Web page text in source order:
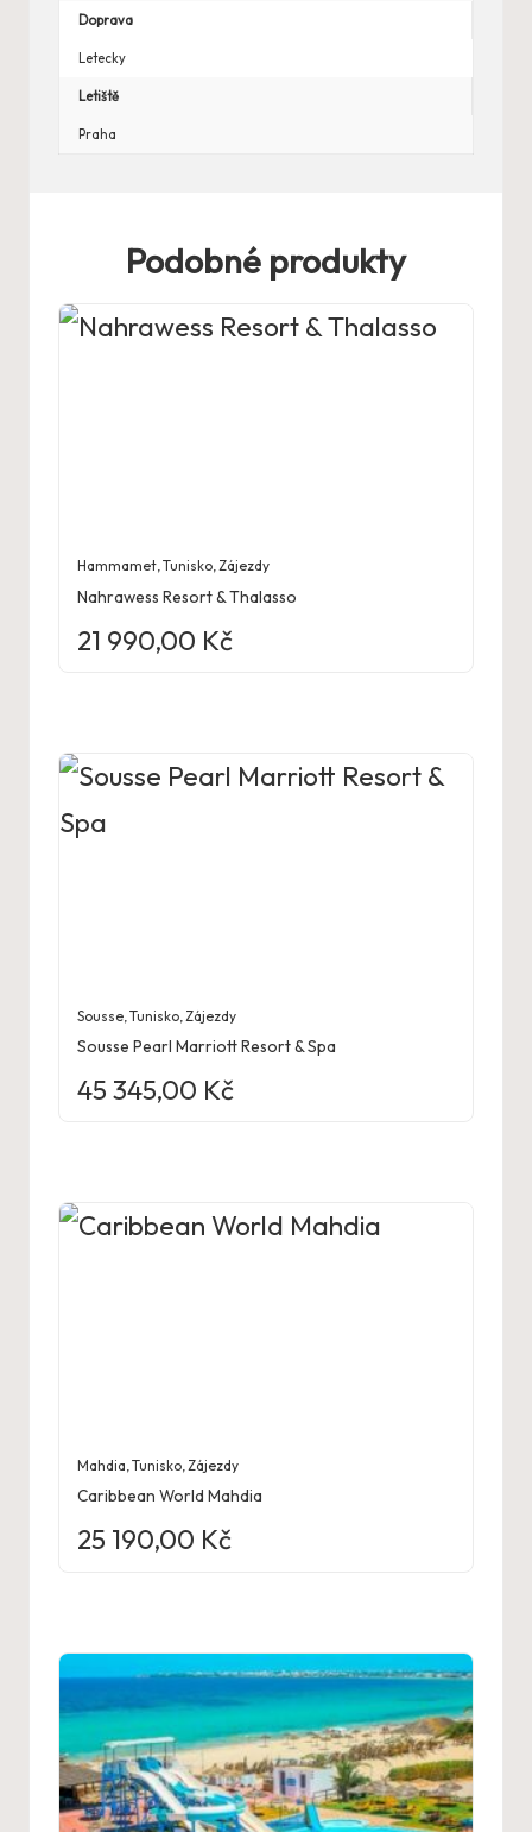
Doprava
Letecky
Letiště
Praha
Podobné produkty
Hammamet,Tunisko,Zájezdy
Nahrawess Resort & Thalasso
21 990,00 Kč
Sousse ,Tunisko Zájezdy
Sousse Pearl Marriott Resort & Spa
45 345,00 Kč
Mahdia ,Tunisko Zájezdy
Caribbean World Mahdia
25 190,00 Kč